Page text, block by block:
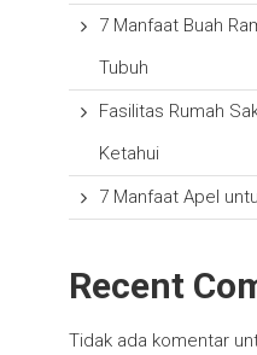
7 Manfaat Buah
Tubuh
Fasilitas Rumah
Ketahui
7 Manfaat Apel
Recent
Tidak ada komentar